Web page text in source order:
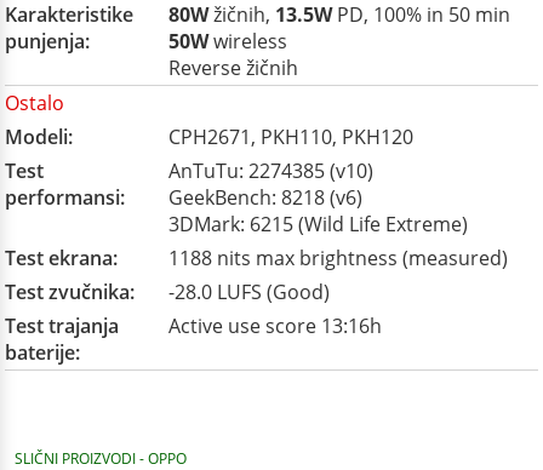
Karakteristike
punjenja:
80Wžičnih, 13.5WPD, 100% in 50 min
50Wwireless
Reverse žičnih
Ostalo
Modeli:
CPH2671, PKH110, PKH120
Test
performansi:
AnTuTu: 2274385 (v10)
GeekBench: 8218 (v6)
3DMark: 6215 (Wild Life Extreme)
Test ekrana:
1188 nits max brightness (measured)
Test zvučnika:
-28.0 LUFS (Good)
Test trajanja
baterije:
Active use score 13:16h
SLIČNI PROIZVODI - OPPO